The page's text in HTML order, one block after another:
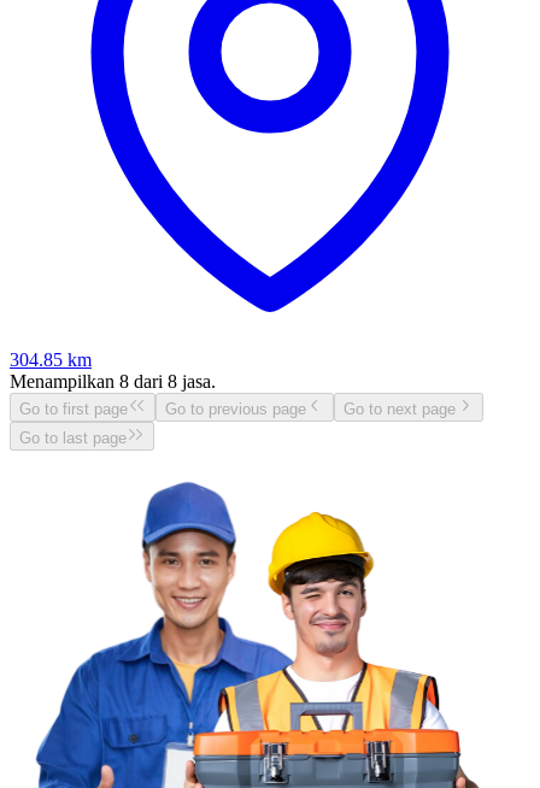
304.85 km
Menampilkan 8 dari 8 jasa.
Go to first page Go to previous page
Go to next page
Go to last page